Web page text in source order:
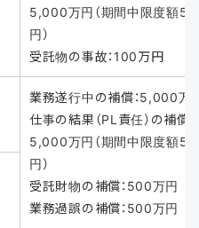
5,000万円（期間中限度額5
円）
受託物の事故：100万円
業務遂行中の補償：5,000万
仕事の結果（PL責任）の補償：
5,000万円（期間中限度額5
円）
受託財物の補償：500万円
業務過誤の補償：500万円